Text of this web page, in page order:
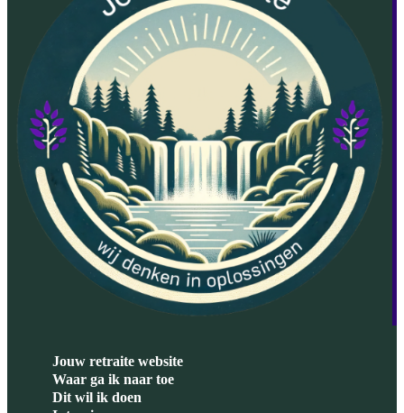
Jouw retraite website
Waar ga ik naar toe
Dit wil ik doen